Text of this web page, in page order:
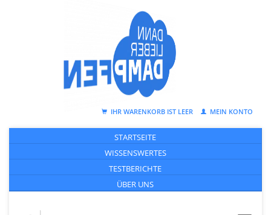
IHR WARENKORB IST LEER MEIN KONTO
STARTSEITE
WISSENSWERTES
TESTBERICHTE
ÜBER UNS